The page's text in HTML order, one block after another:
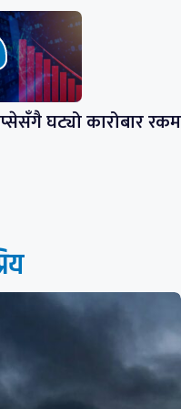
घट्यो कारोबार रकम